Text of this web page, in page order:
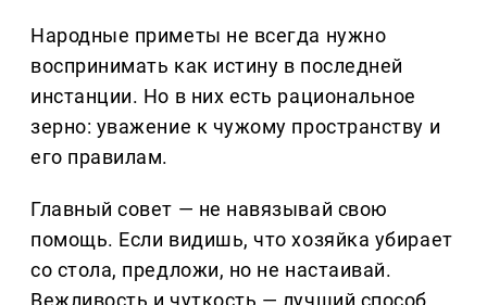
Народные приметы не всегда нужно
воспринимать как истину в последней
инстанции. Но в них есть рациональное
зерно: уважение к чужому пространству и
его правилам.
Главный совет — не навязывай свою
помощь. Если видишь, что хозяйка убирает
со стола, предложи, но не настаивай.
Вежливость и чуткость — лучший способ